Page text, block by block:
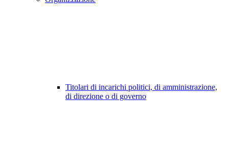
Titolari di incarichi politici, di amministrazione,
di direzione o di governo